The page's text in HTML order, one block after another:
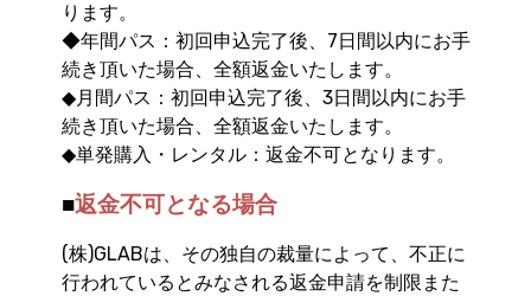
ります。
◆年間パス：初回申込完了後、7日間以内にお手
続き頂いた場合、全額返金いたします。
◆月間パス：初回申込完了後、3日間以内にお手
続き頂いた場合、全額返金いたします。
◆単発購入・レンタル：返金不可となります。
■返金不可となる場合
(株)GLABは、その独自の裁量によって、不正に
行われているとみなされる返金申請を制限また